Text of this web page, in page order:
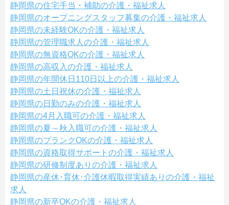
静岡県の住宅手当・補助の介護・福祉求人
静岡県のオープニングスタッフ募集の介護・福祉求人
静岡県の未経験OKの介護・福祉求人
静岡県の管理職求人の介護・福祉求人
静岡県の無資格OKの介護・福祉求人
静岡県の高収入の介護・福祉求人
静岡県の年間休日110日以上の介護・福祉求人
静岡県の土日祝休の介護・福祉求人
静岡県の日勤のみの介護・福祉求人
静岡県の4月入職可の介護・福祉求人
静岡県の夏～秋入職可の介護・福祉求人
静岡県のブランクOKの介護・福祉求人
静岡県の資格取得サポートの介護・福祉求人
静岡県の研修制度ありの介護・福祉求人
静岡県の産休･育休･介護休暇取得実績ありの介護・福祉
求人
静岡県の新卒OKの介護・福祉求人